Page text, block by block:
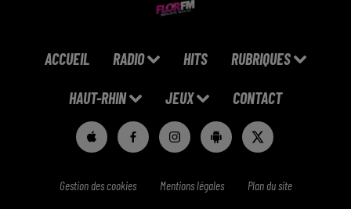
ACCUEIL RADIO HITS RUBRIQUES
HAUT-RHIN JEUX CONTACT
Gestion des cookies Mentions légales Plan du site